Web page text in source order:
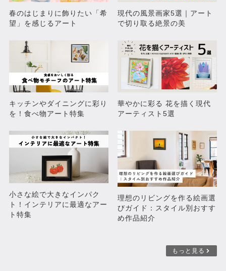
Ganesha-colorful-2
¥33,000
BOARD GAME
¥8,800
SANTA MUERTE-金運-
¥27,500
Happy Cross(BLUE)
売約済み
春のはじまりに飾りたい「希
望」を感じるアート
現代の風景画家5選｜アート
で切り取る絶景の美
キッチンやダイニングに彩り
を！食べ物アート特集
華やかに彩る 花を描く現代
アーティスト5選
小さな絵で大きなインパク
ト！インテリアに最適なアー
ト特集
理想のリビングを作る絵画選
びガイド：スタイル別おすす
め作品紹介
もっと見る